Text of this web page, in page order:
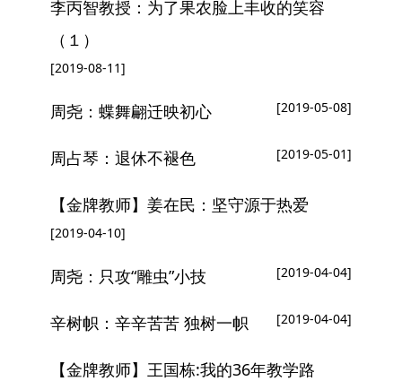
李丙智教授：为了果农脸上丰收的笑容
（１）
[2019-08-11]
周尧：蝶舞翩迁映初心 [2019-05-08]
周占琴：退休不褪色 [2019-05-01]
【金牌教师】姜在民：坚守源于热爱
[2019-04-10]
周尧：只攻“雕虫”小技 [2019-04-04]
辛树帜：辛辛苦苦 独树一帜 [2019-04-04]
【金牌教师】王国栋:我的36年教学路